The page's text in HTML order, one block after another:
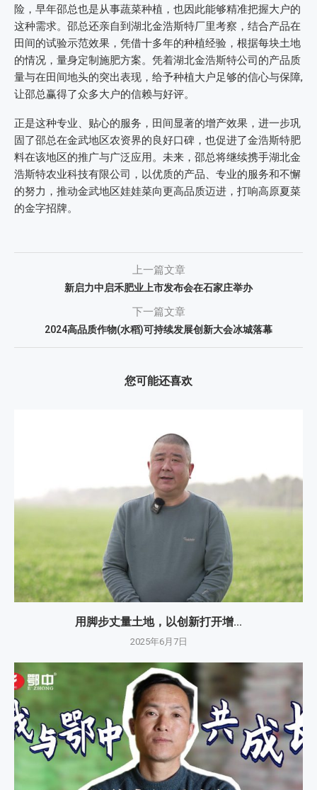
险，早年邵总也是从事蔬菜种植，也因此能够精准把握大户的
这种需求。邵总还亲自到湖北金浩斯特厂里考察，结合产品在
田间的试验示范效果，凭借十多年的种植经验，根据每块土地
的情况，量身定制施肥方案。凭着湖北金浩斯特公司的产品质
量与在田间地头的突出表现，给予种植大户足够的信心与保障,
让邵总赢得了众多大户的信赖与好评。
正是这种专业、贴心的服务，田间显著的增产效果，进一步巩
固了邵总在金武地区农资界的良好口碑，也促进了金浩斯特肥
料在该地区的推广与广泛应用。未来，邵总将继续携手湖北金
浩斯特农业科技有限公司，以优质的产品、专业的服务和不懈
的努力，推动金武地区娃娃菜向更高品质迈进，打响高原夏菜
的金字招牌。
上一篇文章
新启力中启禾肥业上市发布会在石家庄举办
下一篇文章
2024高品质作物(水稻)可持续发展创新大会冰城落幕
您可能还喜欢
用脚步丈量土地，以创新打开增...
2025年6月7日